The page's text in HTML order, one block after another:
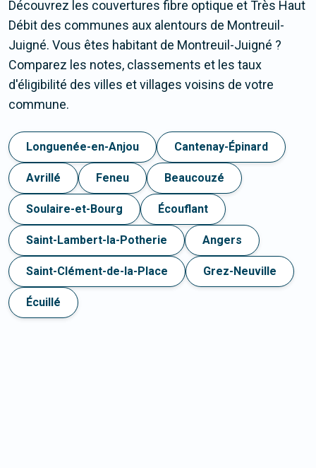
Découvrez les couvertures fibre optique et Très Haut
Débit des communes aux alentours de Montreuil-
Juigné. Vous êtes habitant de Montreuil-Juigné ?
Comparez les notes, classements et les taux
d'éligibilité des villes et villages voisins de votre
commune.
Longuenée-en-Anjou Cantenay-Épinard
Avrillé Feneu Beaucouzé
Soulaire-et-Bourg Écouflant
Saint-Lambert-la-Potherie Angers
Saint-Clément-de-la-Place Grez-Neuville
Écuillé